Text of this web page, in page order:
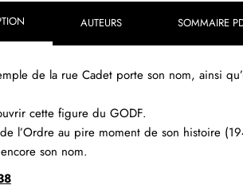
AUTEURS SOMMAIRE
de la rue Cadet porte son nom, ainsi
cette figure du GODF.
l’Ordre au pire moment de son histoire
son nom.